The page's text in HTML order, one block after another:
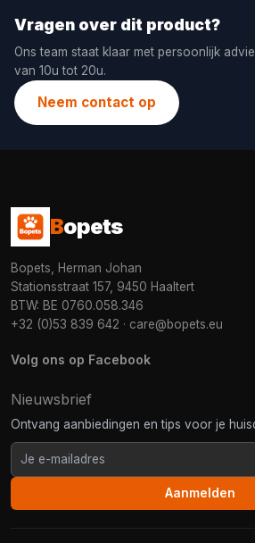
Vragen over dit product?
Ons team staat klaar met persoonlijk
van 10u tot 20u.
Neem contact op
Bopets
Bopets, Herman Johan
Stationsstraat 157, 9450 Haaltert
BTW: BE 0760.058.346
+32 (0)53 839 642 · care@bopets.eu
Volg ons op Facebook
Nieuwsbrief
Ontvang aanbiedingen en tips voor je
Aanmelden